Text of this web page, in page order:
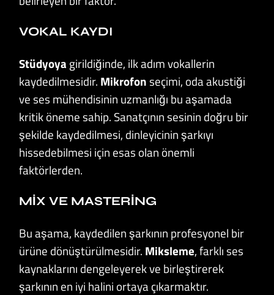
VOKAL KAYDI
Stüdyoya girildiğinde, ilk adım vokallerin
kaydedilmesidir. Mikrofon seçimi, oda akustiği
ve ses mühendisinin uzmanlığı bu aşamada
kritik öneme sahip. Sanatçının sesinin doğru bir
şekilde kaydedilmesi, dinleyicinin şarkıyı
hissedebilmesi için esas olan önemli
faktörlerden.
MIX VE MASTERING
Bu aşama, kaydedilen şarkının profesyonel bir
ürüne dönüştürülmesidir. Miksleme, farklı ses
kaynaklarını dengeleyerek ve birleştirerek
şarkının en iyi halini ortaya çıkarmaktır.